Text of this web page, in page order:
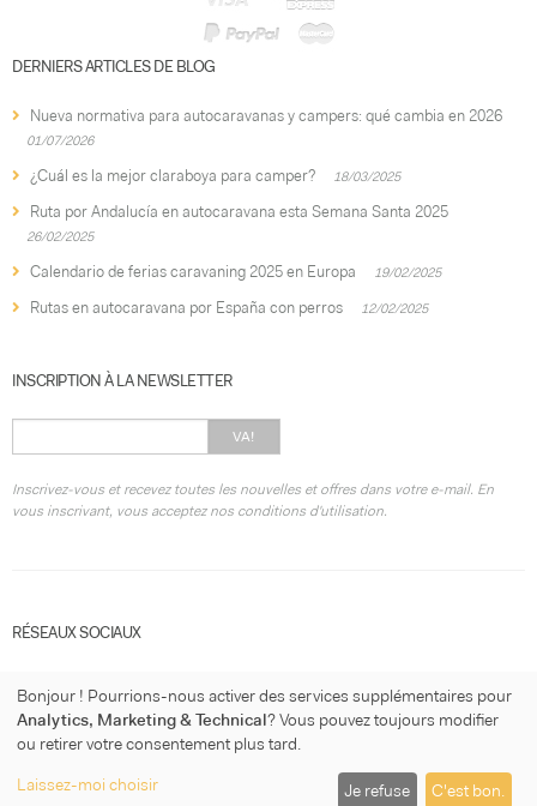
DERNIERS ARTICLES DE BLOG
Nueva normativa para autocaravanas y campers: qué cambia en 2026
01/07/2026
¿Cuál es la mejor claraboya para camper? 18/03/2025
Ruta por Andalucía en autocaravana esta Semana Santa 2025
26/02/2025
Calendario de ferias caravaning 2025 en Europa 19/02/2025
Rutas en autocaravana por España con perros 12/02/2025
INSCRIPTION À LA NEWSLETTER
VA!
Inscrivez-vous et recevez toutes les nouvelles et offres dans votre e-mail. En
vous inscrivant, vous acceptez nos conditions d'utilisation.
RÉSEAUX SOCIAUX
© 2026micasaconruedas.com Condition d'utilisation
Politique de
Bonjour ! Pourrions-nous activer des services supplémentaires pour
Analytics, Marketing & Technical? Vous pouvez toujours modifier
ou retirer votre consentement plus tard.
Laissez-moi choisir
Je refuse C'est bon.